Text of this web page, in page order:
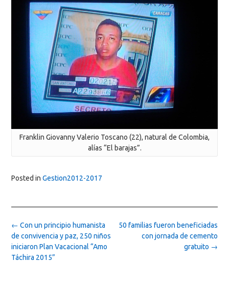
Franklin Giovanny Valerio Toscano (22), natural de Colombia,
alías “El barajas”.
Posted in Gestion2012-2017
Post
navigation
50 familias fueron beneficiadas
con jornada de cemento
gratuito →
← Con un principio humanista
de convivencia y paz, 250 niños
iniciaron Plan Vacacional “Amo
Táchira 2015”